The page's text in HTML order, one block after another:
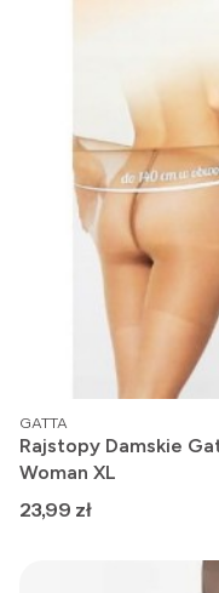
PRODUCENT
GATTA
Rajstopy Damskie
Woman XL
Cena
23,99 zł